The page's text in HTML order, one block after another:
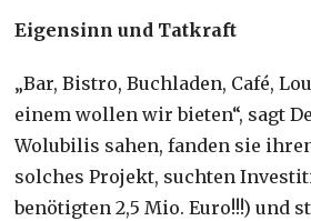
Eigensinn und Tatkraft
„Bar, Bistro, Buchladen, Café,
einem wollen wir bieten“, sagt
Wolubilis sahen, fanden sie
solches Projekt, suchten
benötigten 2,5 Mio. Euro!!!) und